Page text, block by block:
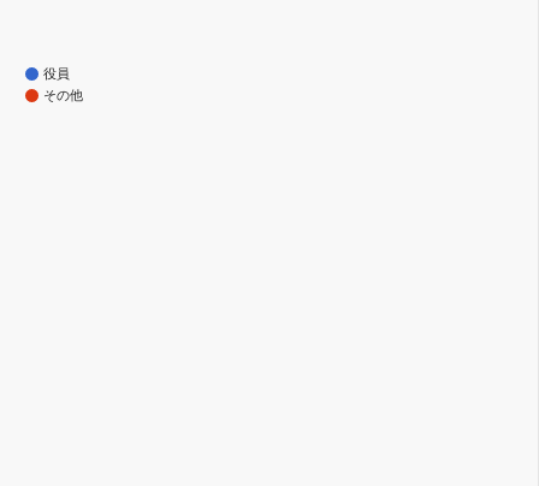
役員
その他